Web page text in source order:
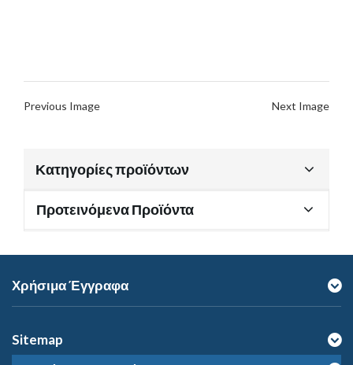
Previous Image Next Image
Κατηγορίες προϊόντων
Προτεινόμενα Προϊόντα
Χρήσιμα Έγγραφα
Sitemap